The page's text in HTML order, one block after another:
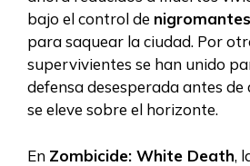
bajo el control de
para saquear la ciudad. Por
supervivientes se han unido
defensa desesperada antes de
se eleve sobre el horizonte.
En Zombicide: White Death,